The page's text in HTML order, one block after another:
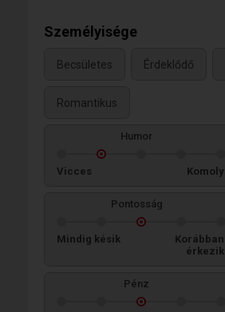
Személyisége
Becsületes Érdeklődő
Romantikus
Humor
Vicces Komoly
Pontosság
Mindig késik
Korábban
érkezik
Pénz